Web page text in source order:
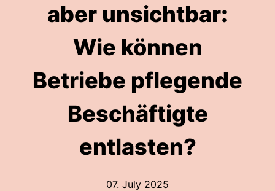
aber unsichtbar:
Wie können
Betriebe pflegende
Beschäftigte
entlasten?
07. July 2025